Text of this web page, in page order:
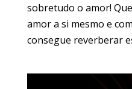
sobretudo o amor!
amor a si mesmo e
consegue reverberar